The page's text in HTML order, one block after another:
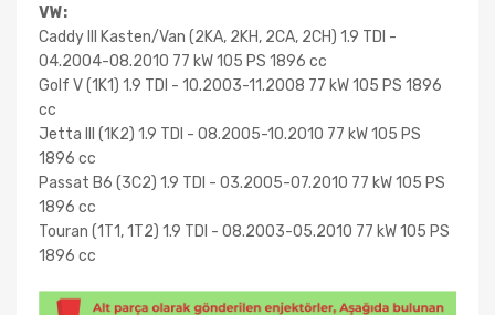
VW:
Caddy III Kasten/Van (2KA, 2KH, 2CA, 2CH) 1.9 TDI -
04.2004-08.2010 77 kW 105 PS 1896 cc
Golf V (1K1) 1.9 TDI - 10.2003-11.2008 77 kW 105 PS 1896
cc
Jetta III (1K2) 1.9 TDI - 08.2005-10.2010 77 kW 105 PS
1896 cc
Passat B6 (3C2) 1.9 TDI - 03.2005-07.2010 77 kW 105 PS
1896 cc
Touran (1T1, 1T2) 1.9 TDI - 08.2003-05.2010 77 kW 105 PS
1896 cc